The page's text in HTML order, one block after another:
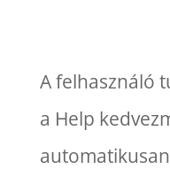
A felhasználó
a Help